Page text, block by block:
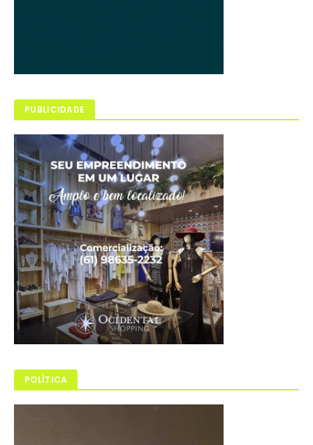
PUBLICIDADE
POLÍTICA